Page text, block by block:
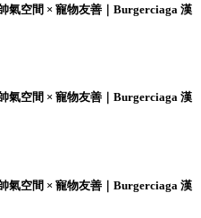
氣空間 × 寵物友善｜Burgerciaga 漢
氣空間 × 寵物友善｜Burgerciaga 漢
氣空間 × 寵物友善｜Burgerciaga 漢